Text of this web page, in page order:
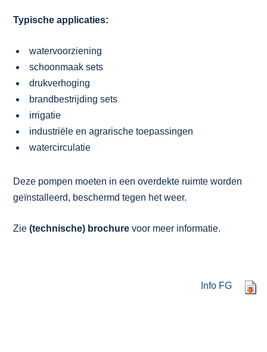
Typische applicaties:
watervoorziening
schoonmaak sets
drukverhoging
brandbestrijding sets
irrigatie
industriële en agrarische toepassingen
watercirculatie
Deze pompen moeten in een overdekte ruimte worden
geïnstalleerd, beschermd tegen het weer.
Zie (technische) brochure voor meer informatie.
Info FG